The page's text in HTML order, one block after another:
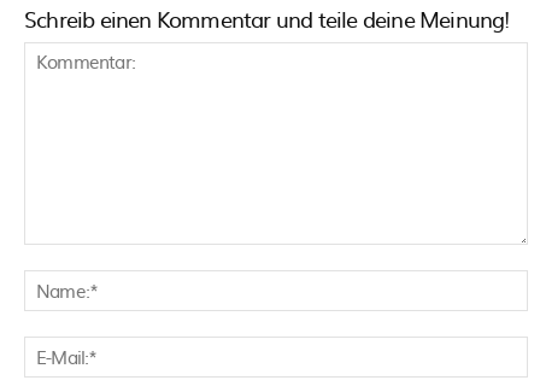
Schreib einen Kommentar und teile deine Meinung!